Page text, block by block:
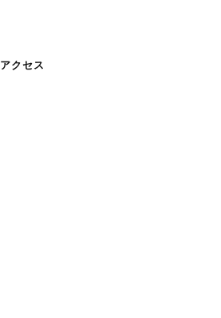
アクセス